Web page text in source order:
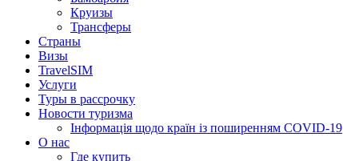
Круизы
Трансферы
Страны
Визы
TravelSIM
Услуги
Туры в рассрочку
Новости туризма
Інформація щодо країн із поширенням COVID-19
О нас
Где купить